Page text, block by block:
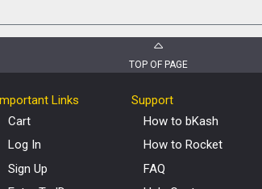
TOP OF PAGE
Links
Cart
Log In
Sign Up
Support
How to bKash
How to Rocket
FAQ